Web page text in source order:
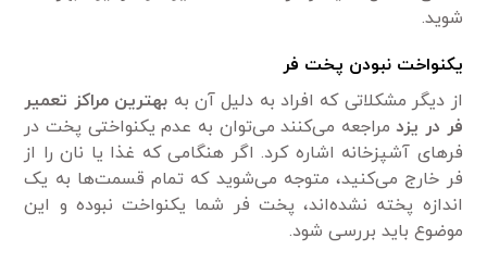
شوید.
یکنواخت نبودن پخت فر
از دیگر مشکلاتی که افراد به دلیل آن به بهترین مراکز تعمیر
فر در یزد مراجعه می‌کنند می‌توان به عدم یکنواختی پخت در
فر‌های آشپزخانه اشاره کرد. اگر هنگامی‌ که غذا یا نان را از
فر خارج می‌کنید، متوجه می‌شوید که تمام قسمت‌ها به یک
اندازه پخته نشده‌اند، پخت فر شما یکنواخت نبوده و این
موضوع باید بررسی شود.